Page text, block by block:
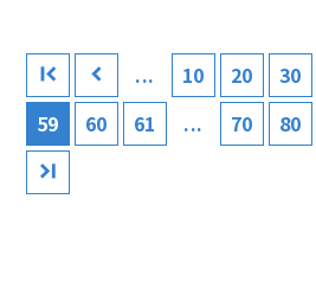
... 10 20 30
59
60 61 ... 70 80